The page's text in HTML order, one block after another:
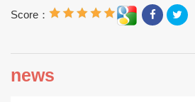
Score：
news